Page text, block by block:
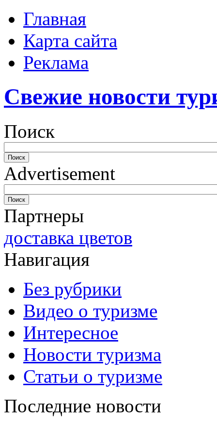
Главная
Карта сайта
Реклама
Свежие новости
Поиск
Advertisement
Партнеры
доставка цветов
Навигация
Без рубрики
Видео о туризме
Интересное
Новости туризма
Статьи о туризме
Последние новости